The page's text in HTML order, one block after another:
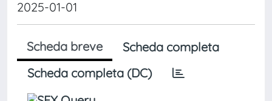
2025-01-01
Scheda breve
Scheda completa
Scheda completa (DC)